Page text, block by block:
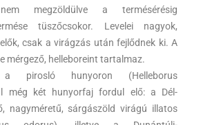
megzöldülve a termésérésig
tüszőcsokor. Levelei nagyok,
csak a virágzás után fejlődnek ki. A
mérgező, helleboreint tartalmaz.
a pirosló hunyoron (Helleborus
még két hunyorfaj fordul elő: a Dél-
nagyméretű, sárgászöld virágú illatos